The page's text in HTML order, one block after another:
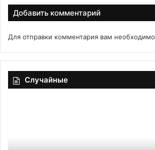
Добавить комментарий
Для отправки комментария вам необходимо
Случайные